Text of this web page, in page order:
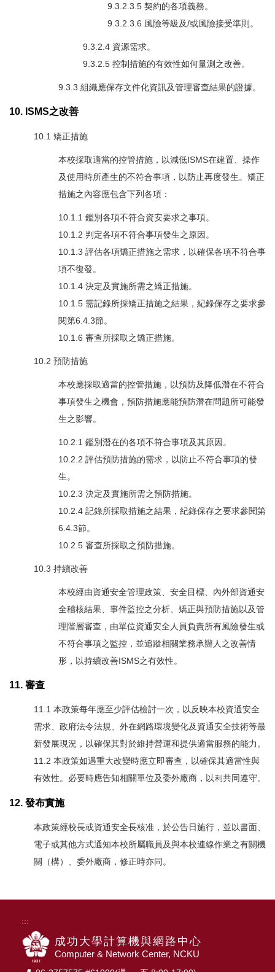
9.3.2.3.5 契約的各項義務。
9.3.2.3.6 風險等級及/或風險接受準則。
9.3.2.4 資源需求。
9.3.2.5 控制措施的有效性如何量測之改善。
9.3.3 組織應保存文件化資訊及管理審查結果的證據。
10. ISMS之改善
10.1 矯正措施
本校採取適當的控管措施，以減低ISMS在建置、操作
及使用時所產生的不符合事項，以防止再度發生。矯正
措施之內容應包含下列各項：
10.1.1 鑑別各項不符合資安要求之事項。
10.1.2 判定各項不符合事項發生之原因。
10.1.3 評估各項矯正措施之需求，以確保各項不符合事
項不復發。
10.1.4 決定及實施所需之矯正措施。
10.1.5 需記錄所採矯正措施之結果，紀錄保存之要求參
閱第6.4.3節。
10.1.6 審查所採取之矯正措施。
10.2 預防措施
本校應採取適當的控管措施，以預防及降低潛在不符合
事項發生之機會，預防措施應能預防潛在問題所可能發
生之影響。
10.2.1 鑑別潛在的各項不符合事項及其原因。
10.2.2 評估預防措施的需求，以防止不符合事項的發
生。
10.2.3 決定及實施所需之預防措施。
10.2.4 記錄所採取措施之結果，紀錄保存之要求參閱第
6.4.3節。
10.2.5 審查所採取之預防措施。
10.3 持續改善
本校經由資通安全管理政策、安全目標、內外部資通安
全稽核結果、事件監控之分析、矯正與預防措施以及管
理階層審查，由單位資通安全人員負責所有風險發生或
不符合事項之監控，並追蹤相關業務承辦人之改善情
形，以持續改善ISMS之有效性。
11. 審查
11.1 本政策每年應至少評估檢討一次，以反映本校資通安全
需求、政府法令法規、外在網路環境變化及資通安全技術等最
新發展現況，以確保其對於維持營運和提供適當服務的能力。
11.2 本政策如遇重大改變時應立即審查，以確保其適當性與
有效性。必要時應告知相關單位及委外廠商，以利共同遵守。
12. 發布實施
本政策經校長或資通安全長核准，於公告日施行，並以書面、
電子或其他方式通知本校所屬職員及與本校連線作業之有關機
關（構）、委外廠商，修正時亦同。
:::
成功大學計算機與網路中心
Computer & Network Center, NCKU